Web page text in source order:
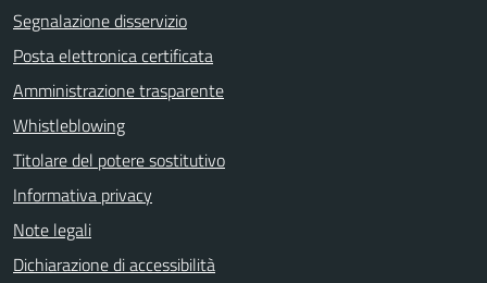
Segnalazione disservizio
Posta elettronica certificata
Amministrazione trasparente
Whistleblowing
Titolare del potere sostitutivo
Informativa privacy
Note legali
Dichiarazione di accessibilità